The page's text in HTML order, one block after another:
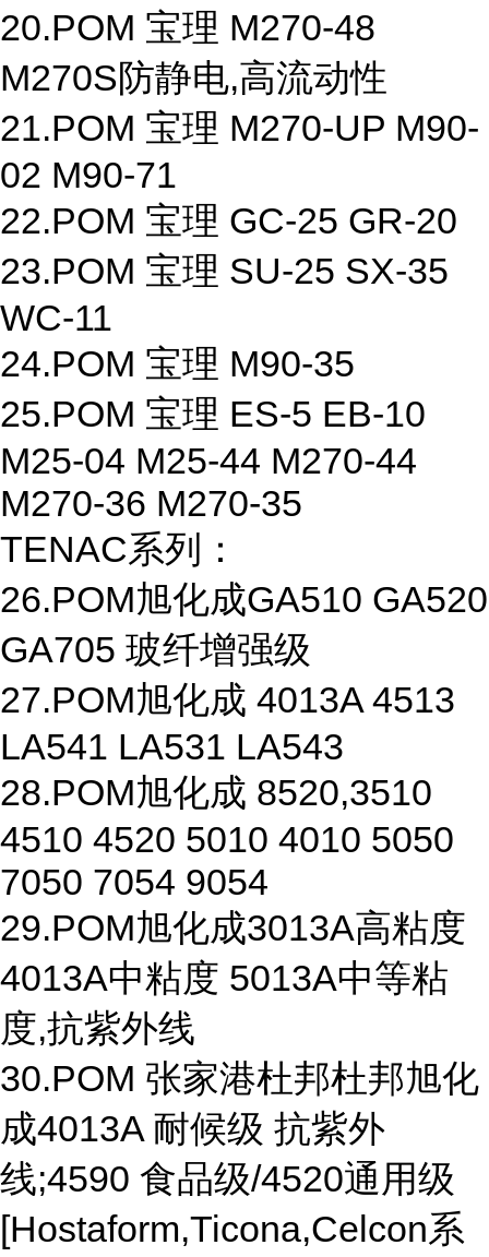
20.POM 宝理 M270-48
M270S防静电,高流动性
21.POM 宝理 M270-UP M90-
02 M90-71
22.POM 宝理 GC-25 GR-20
23.POM 宝理 SU-25 SX-35
WC-11
24.POM 宝理 M90-35
25.POM 宝理 ES-5 EB-10
M25-04 M25-44 M270-44
M270-36 M270-35
TENAC系列：
26.POM旭化成GA510 GA520
GA705 玻纤增强级
27.POM旭化成 4013A 4513
LA541 LA531 LA543
28.POM旭化成 8520,3510
4510 4520 5010 4010 5050
7050 7054 9054
29.POM旭化成3013A高粘度
4013A中粘度 5013A中等粘
度,抗紫外线
30.POM 张家港杜邦杜邦旭化
成4013A 耐候级 抗紫外
线;4590 食品级/4520通用级
[Hostaform,Ticona,Celcon系